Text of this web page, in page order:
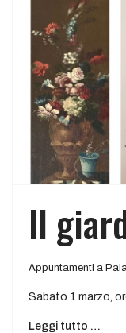
Il
Appuntamenti a
Sabato 1 marzo,
Leggi tutto …